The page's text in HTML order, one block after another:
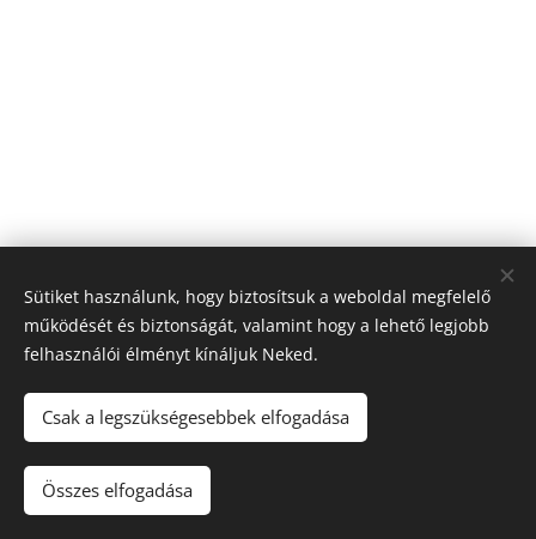
© 2026 Nagyfólia Kft. Minden jog fenntartva
Sütik
Sütiket használunk, hogy biztosítsuk a weboldal megfelelő
működését és biztonságát, valamint hogy a lehető legjobb
felhasználói élményt kínáljuk Neked.
Csak a legszükségesebbek elfogadása
Összes elfogadása